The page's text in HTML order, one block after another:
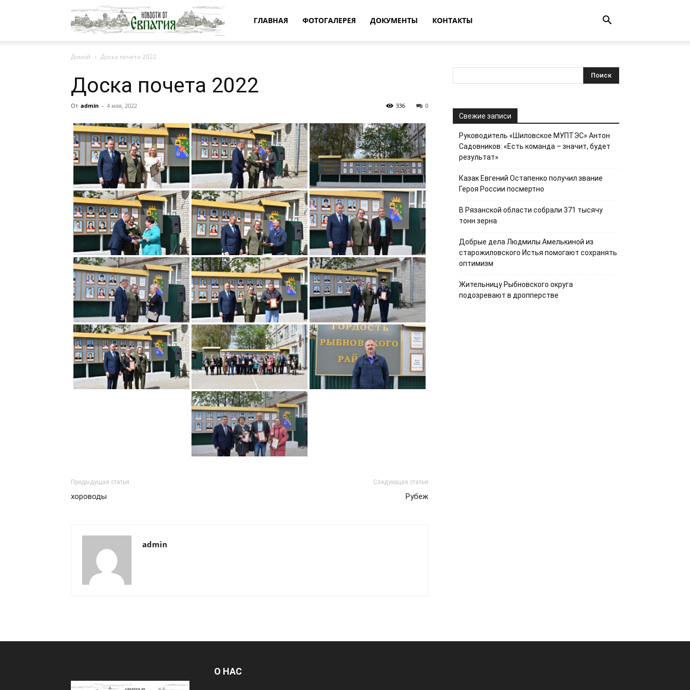
Новости ГЛАВНАЯ ФОТОГАЛЕРЕЯ ДОКУМЕНТЫ КОНТАКТЫ
Домой Доска почета 2022
Доска почета 2022
От admin - 4 мая, 2022 0
336
Предыдущая статья
хороводы
Следующая статья
Рубеж
admin
Свежие записи
Руководитель «Шиловское МУПТЭС» Антон
Садовников: «Есть команда – значит, будет
результат»
Казак Евгений Остапенко получил звание
Героя России посмертно
В Рязанской области собрали 371 тысячу
тонн зерна
Добрые дела Людмилы Амелькиной из
старожиловского Истья помогают сохранять
оптимизм
Жительницу Рыбновского округа
подозревают в дропперстве
О НАС